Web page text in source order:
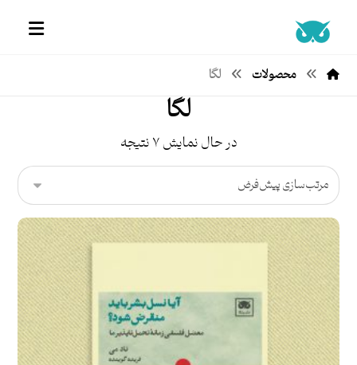
محصولات لگا
لگا
در حال نمایش ۷ نتیجه